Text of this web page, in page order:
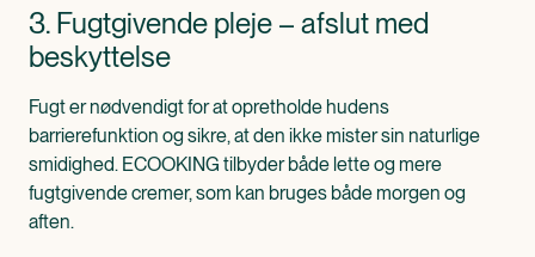
3. Fugtgivende pleje – afslut med
beskyttelse
Fugt er nødvendigt for at opretholde hudens
barrierefunktion og sikre, at den ikke mister sin naturlige
smidighed. ECOOKING tilbyder både lette og mere
fugtgivende cremer, som kan bruges både morgen og
aften.